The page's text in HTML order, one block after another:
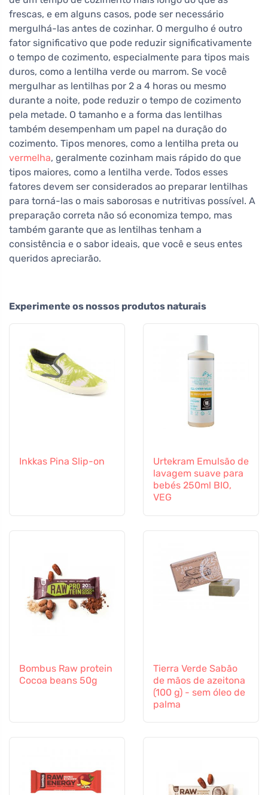
frescas, e em alguns casos, pode ser necessário
mergulhá-las antes de cozinhar. O mergulho é outro
fator significativo que pode reduzir significativamente
o tempo de cozimento, especialmente para tipos mais
duros, como a lentilha verde ou marrom. Se você
mergulhar as lentilhas por 2 a 4 horas ou mesmo
durante a noite, pode reduzir o tempo de cozimento
pela metade. O tamanho e a forma das lentilhas
também desempenham um papel na duração do
cozimento. Tipos menores, como a lentilha preta ou
vermelha, geralmente cozinham mais rápido do que
tipos maiores, como a lentilha verde. Todos esses
fatores devem ser considerados ao preparar lentilhas
para torná-las o mais saborosas e nutritivas possível. A
preparação correta não só economiza tempo, mas
também garante que as lentilhas tenham a
consistência e o sabor ideais, que você e seus entes
queridos apreciarão.
Experimente os nossos produtos naturais
Inkkas Pina Slip-on
Urtekram Emulsão de
lavagem suave para
bebés 250ml BIO,
VEG
Bombus Raw protein
Cocoa beans 50g
Tierra Verde Sabão
de mãos de azeitona
(100 g) - sem óleo de
palma